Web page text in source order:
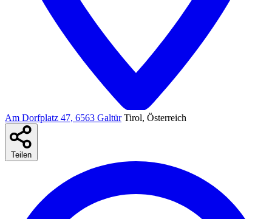
Am Dorfplatz 47, 6563 Galtür Tirol, Österreich
Teilen